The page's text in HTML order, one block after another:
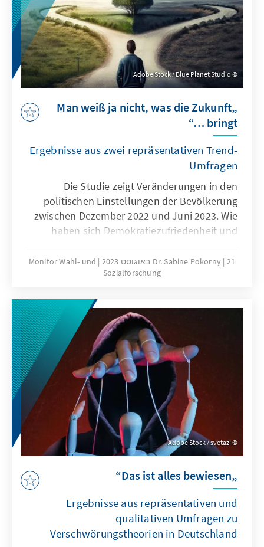
Adobe Stock / Blue Planet Studio
„Man weiß ja nicht, was die Zukunft
bringt …“
Ergebnisse aus zwei repräsentativen Trend-
Umfragen
Die Studie zeigt Veränderungen in den
politischen Einstellungen der Bevölkerung
zwischen Dezember 2022 und Juni 2023. Wie
haben sich Demokratiezufriedenheit und
optimistisch blicken die Bürgerinnen und
Bürger in die Zukunft? Wie unterscheiden sich
Westdeutschland und zwischen den
verschiedenen Parteianhängerschaften? Wie
verändern sich die Parteisympathien? Diesen
Fragen geht die Studie mit Hilfe von zwei
repräsentativen Umfragen im Abstand von
sechs Monaten nach.
Dr. Sabine Pokorny 21 באוגוסט 2023
Monitor Wahl- und
Sozialforschung
Adobe Stock / svetazi
„Das ist alles bewiesen“
Ergebnisse aus repräsentativen und
qualitativen Umfragen zu
Verschwörungstheorien in Deutschland